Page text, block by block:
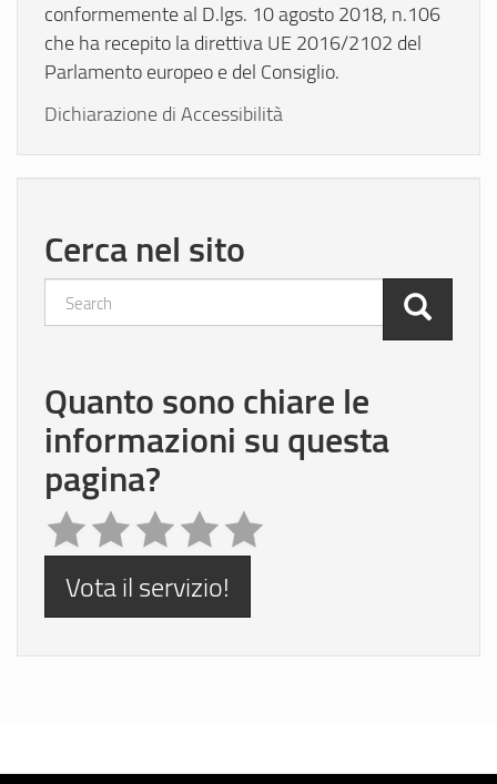
conformemente al D.lgs. 10 agosto 2018, n.106
che ha recepito la direttiva UE 2016/2102 del
Parlamento europeo e del Consiglio.
Dichiarazione di Accessibilità
Cerca nel sito
Quanto sono chiare le
informazioni su questa
pagina?
Vota il servizio!